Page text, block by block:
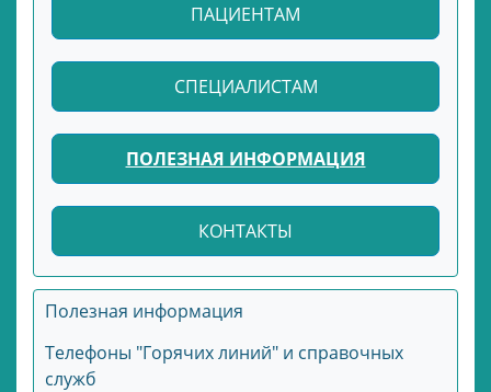
ПАЦИЕНТАМ
СПЕЦИАЛИСТАМ
ПОЛЕЗНАЯ ИНФОРМАЦИЯ
КОНТАКТЫ
Полезная информация
Телефоны "Горячих линий" и справочных
служб